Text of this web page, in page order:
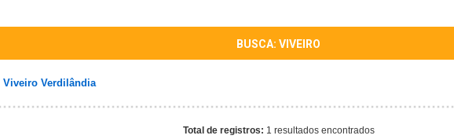
BUSCA: VIVEIRO
Viveiro Verdilândia
Total de registros: 1 resultados encontrados